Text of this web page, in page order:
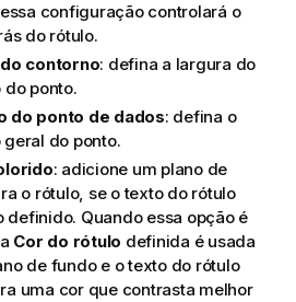
configuração controlará o
do rótulo.
contorno: defina a largura do
do ponto.
do ponto de dados: defina o
do ponto.
: adicione um plano de
o rótulo, se o texto do rótulo
definido. Quando essa opção é
Cor do rótulo definida é usada
de fundo e o texto do rótulo
uma cor que contrasta melhor